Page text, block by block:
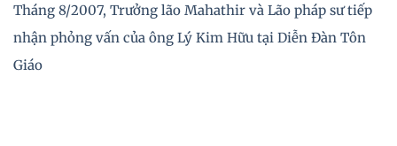
Tháng 8/2007, Trưởng lão Mahathir và Lão pháp sư tiếp
nhận phỏng vấn của ông Lý Kim Hữu tại Diễn Đàn Tôn
Giáo